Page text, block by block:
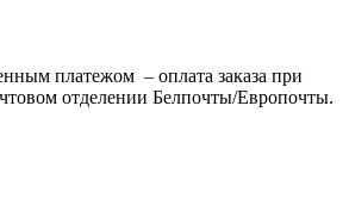
платежом – оплата заказа при
отделении Белпочты/Европочты.